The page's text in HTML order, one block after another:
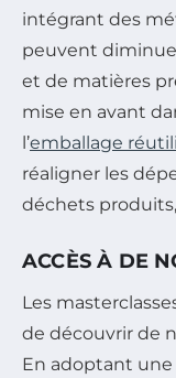
intégrant des
peuvent
et de matières
mise en avant
l’emballage
réaligner les
déchets
ACCÈS À DE
Les
de découvrir de
En adoptant une